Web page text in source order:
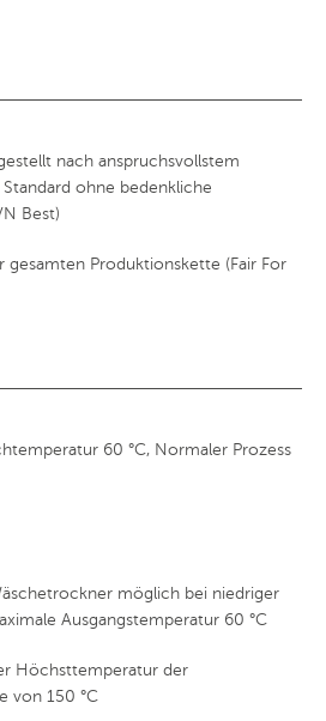
nach anspruchsvollstem
ohne bedenkliche
Best)
gesamten Produktionskette (Fair For
60 °C, Normaler Prozess
möglich bei niedriger
Ausgangstemperatur 60 °C
Höchsttemperatur der
von 150 °C